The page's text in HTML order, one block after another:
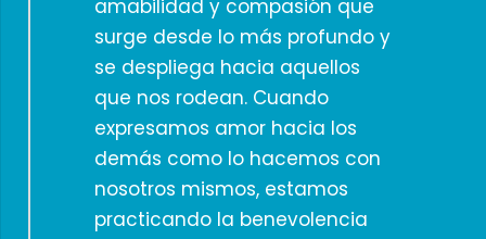
amabilidad y compasión que
surge desde lo más profundo y
se despliega hacia aquellos
que nos rodean. Cuando
expresamos amor hacia los
demás como lo hacemos con
nosotros mismos, estamos
practicando la benevolencia